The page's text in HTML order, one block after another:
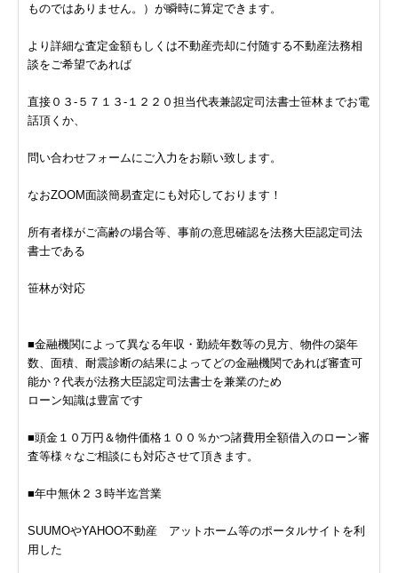
ものではありません。）が瞬時に算定できます。
より詳細な査定金額もしくは不動産売却に付随する不動産法務相
談をご希望であれば
直接０３-５７１３-１２２０担当代表兼認定司法書士笹林までお電
話頂くか、
問い合わせフォームにご入力をお願い致します。
なおZOOM面談簡易査定にも対応しております！
所有者様がご高齢の場合等、事前の意思確認を法務大臣認定司法
書士である
笹林が対応
■金融機関によって異なる年収・勤続年数等の見方、物件の築年
数、面積、耐震診断の結果によってどの金融機関であれば審査可
能か？代表が法務大臣認定司法書士を兼業のため
ローン知識は豊富です
■頭金１０万円＆物件価格１００％かつ諸費用全額借入のローン審
査等様々なご相談にも対応させて頂きます。
■年中無休２３時半迄営業
SUUMOやYAHOO不動産 アットホーム等のポータルサイトを利
用した